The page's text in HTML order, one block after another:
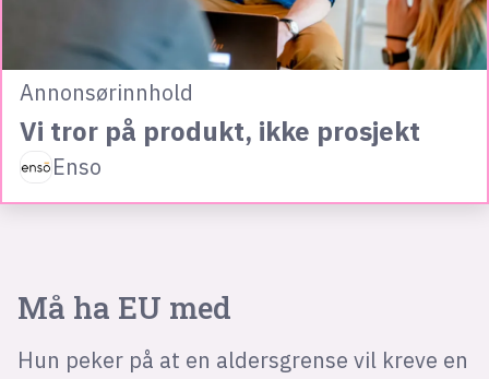
Annonsørinnhold
Vi tror på produkt, ikke prosjekt
Enso
Må ha EU med
Hun peker på at en aldersgrense vil kreve en